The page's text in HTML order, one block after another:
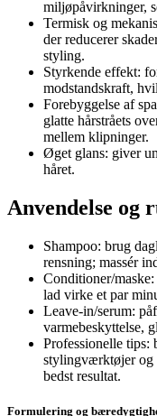
miljøpåvirkninger,
Termisk og
der reducerer
styling.
Styrkende effekt:
modstandskraft,
Forebyggelse af
glatte hårstråets
mellem klipninger.
Øget glans: giver
håret.
Anvendelse og
Shampoo: brug
rensning; massér
Conditioner/
lad virke et par
Leave-in/serum:
varmebeskyttelse,
Professionelle tips:
stylingværktøjer og
bedst resultat.
Formulering og